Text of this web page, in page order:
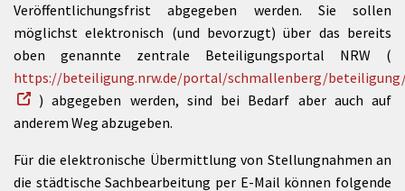
Veröffentlichungsfrist abgegeben werden. Sie sollen
möglichst elektronisch (und bevorzugt) über das bereits
oben genannte zentrale Beteiligungsportal NRW (
https://beteiligung.nrw.de/portal/schmallenberg/
) abgegeben werden, sind bei Bedarf aber auch auf
anderem Weg abzugeben.
Für die elektronische Übermittlung von Stellungnahmen an
die städtische Sachbearbeitung per E-Mail können folgende